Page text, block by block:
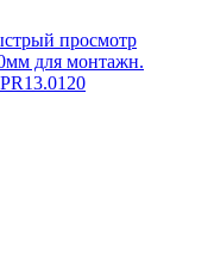
просмотр
для монтажн.